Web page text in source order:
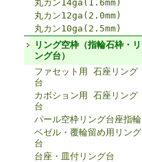
丸カン14ga(1.6mm)
丸カン12ga(2.0mm)
丸カン10ga(2.5mm)
リング空枠（指輪石枠・リ
ング台）
ファセット用 石座リング
台
カボション用 石座リング
台
パール空枠リング台座指輪
ベゼル・覆輪留め用リング
台
台座・皿付リング台